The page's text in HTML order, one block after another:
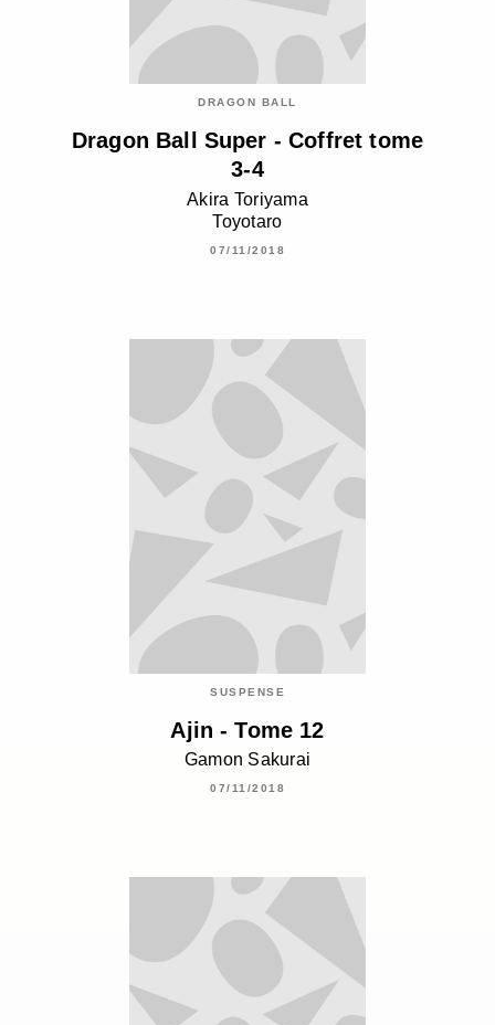
DRAGON BALL
Dragon Ball Super - Coffret tome
3-4
Akira Toriyama
Toyotaro
07/11/2018
SUSPENSE
Ajin - Tome 12
Gamon Sakurai
07/11/2018